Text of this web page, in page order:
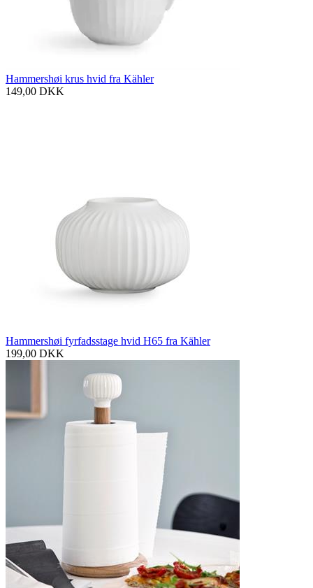
Hammershøi krus hvid fra Kähler
149,00 DKK
Hammershøi fyrfadsstage hvid H65 fra Kähler
199,00 DKK